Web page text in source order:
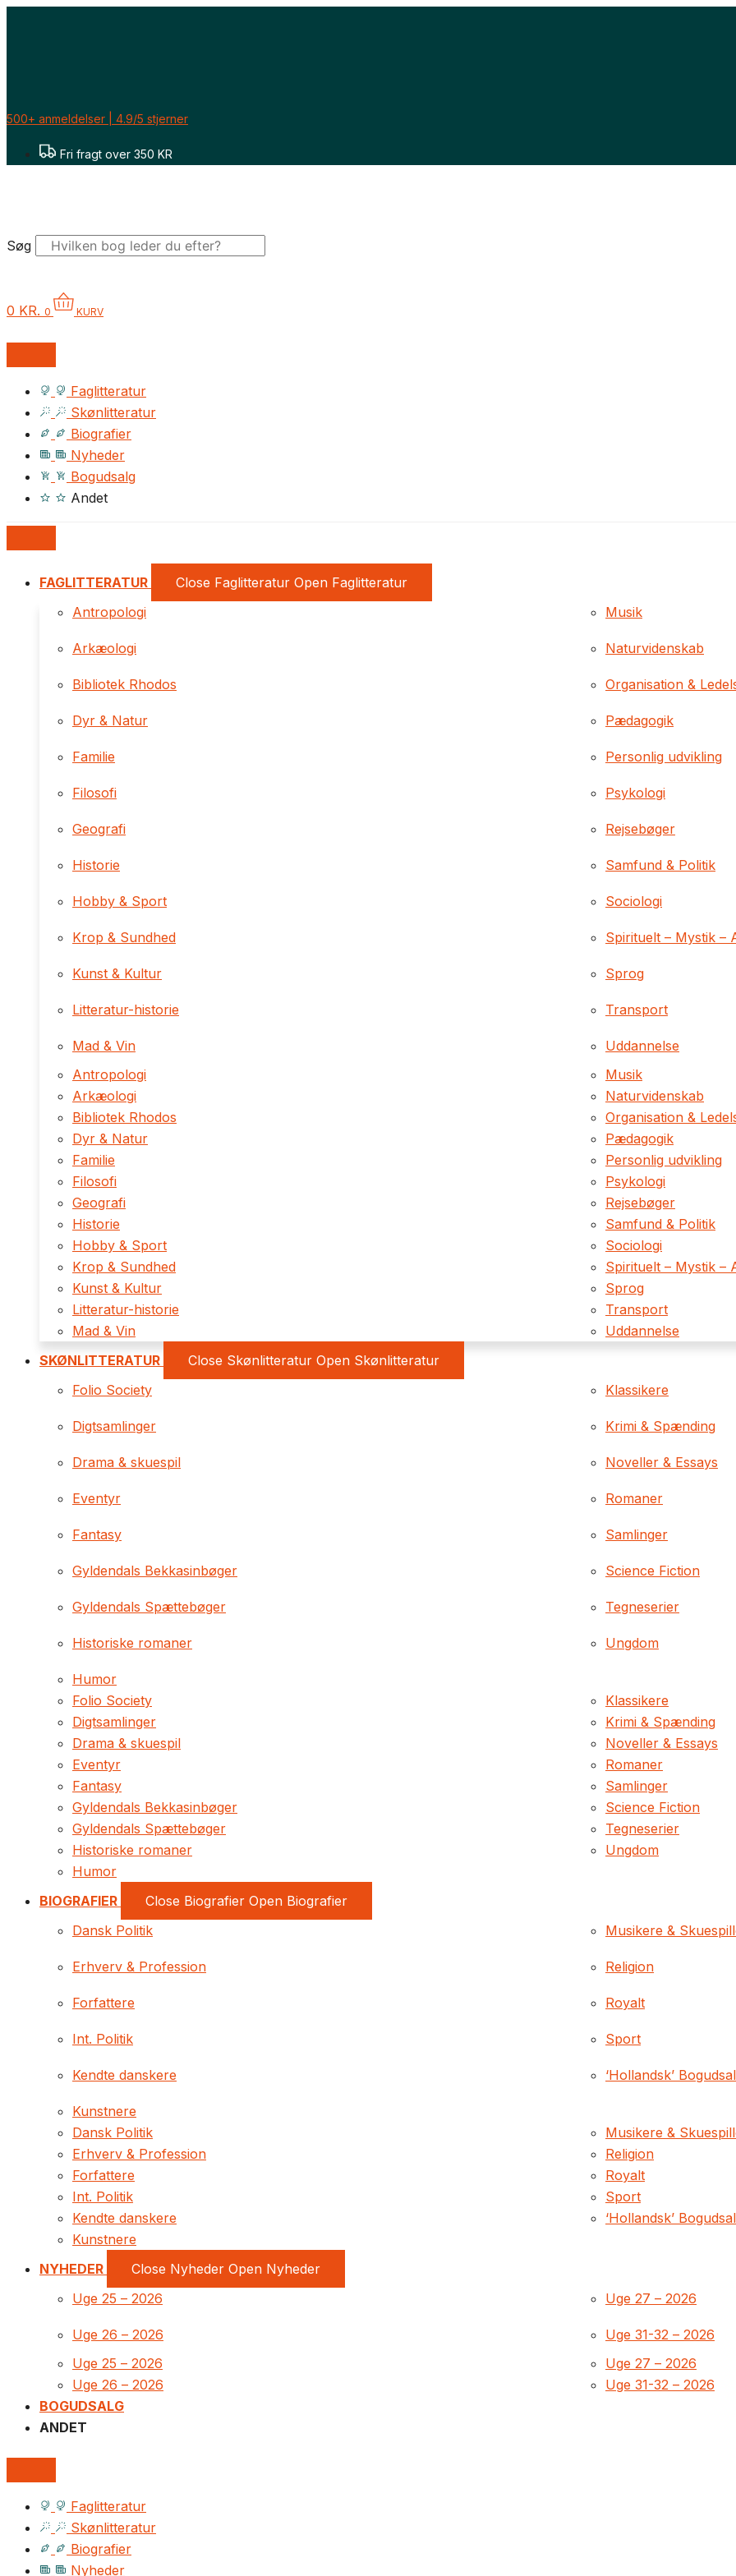
Gå
500+ anmeldelser | 4.9/5 stjerner
Fri fragt over 350 KR
Søg
0 KR. 0 KURV
Faglitteratur
Skønlitteratur
Biografier
Nyheder
Bogudsalg
Andet
FAGLITTERATUR Close Faglitteratur Open Faglitteratur
Antropologi
Arkæologi
Bibliotek Rhodos
Dyr & Natur
Familie
Filosofi
Geografi
Historie
Hobby & Sport
Krop & Sundhed
Kunst & Kultur
Litteratur-historie
Mad & Vin
Musik
Naturvidenskab
Organisation &
Pædagogik
Personlig udvikling
Psykologi
Rejsebøger
Samfund & Politik
Sociologi
Spirituelt – Mystik –
Sprog
Transport
Uddannelse
Antropologi
Arkæologi
Bibliotek Rhodos
Dyr & Natur
Familie
Filosofi
Geografi
Historie
Hobby & Sport
Krop & Sundhed
Kunst & Kultur
Litteratur-historie
Mad & Vin
Musik
Naturvidenskab
Organisation &
Pædagogik
Personlig udvikling
Psykologi
Rejsebøger
Samfund & Politik
Sociologi
Spirituelt – Mystik –
Sprog
Transport
Uddannelse
SKØNLITTERATUR
Close Skønlitteratur Open Skønlitteratur
Folio Society
Digtsamlinger
Drama & skuespil
Eventyr
Fantasy
Gyldendals Bekkasinbøger
Gyldendals Spættebøger
Historiske romaner
Humor
Klassikere
Krimi & Spænding
Noveller & Essays
Romaner
Samlinger
Science Fiction
Tegneserier
Ungdom
Folio Society
Digtsamlinger
Drama & skuespil
Eventyr
Fantasy
Gyldendals Bekkasinbøger
Gyldendals Spættebøger
Historiske romaner
Humor
Klassikere
Krimi & Spænding
Noveller & Essays
Romaner
Samlinger
Science Fiction
Tegneserier
Ungdom
BIOGRAFIER Close Biografier Open Biografier
Dansk Politik
Erhverv & Profession
Forfattere
Int. Politik
Kendte danskere
Kunstnere
Musikere &
Religion
Royalt
Sport
‘Hollandsk’
Dansk Politik
Erhverv & Profession
Forfattere
Int. Politik
Kendte danskere
Kunstnere
Musikere &
Religion
Royalt
Sport
‘Hollandsk’
NYHEDER Close Nyheder Open Nyheder
Uge 25 – 2026
Uge 26 – 2026
Uge 27 – 2026
Uge 31-32 – 2026
Uge 25 – 2026
Uge 26 – 2026
Uge 27 – 2026
Uge 31-32 – 2026
BOGUDSALG
ANDET
Faglitteratur
Skønlitteratur
Biografier
Nyheder